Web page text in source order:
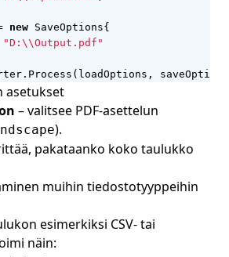
new SaveOptions{
"D:\\Output.pdf"
. Process ( loadOptions , saveOptions
asetukset
– valitsee PDF‑asettelun
).
pakataanko koko taulukko
muihin tiedostotyyppeihin
esimerkiksi CSV‑ tai
näin: